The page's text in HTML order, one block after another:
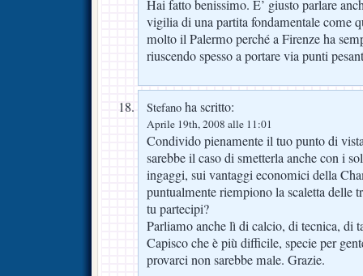
Hai fatto benissimo. E’ giusto parlare
vigilia di una partita fondamentale come
molto il Palermo perché a Firenze ha
riuscendo spesso a portare via punti
Stefano ha scritto:
Aprile 19th, 2008 alle 11:01
Condivido pienamente il tuo punto di
sarebbe il caso di smetterla anche con i
ingaggi, sui vantaggi economici della
puntualmente riempiono la scaletta delle
tu partecipi?
Parliamo anche lì di calcio, di tecnica, di
Capisco che è più difficile, specie per
provarci non sarebbe male. Grazie.